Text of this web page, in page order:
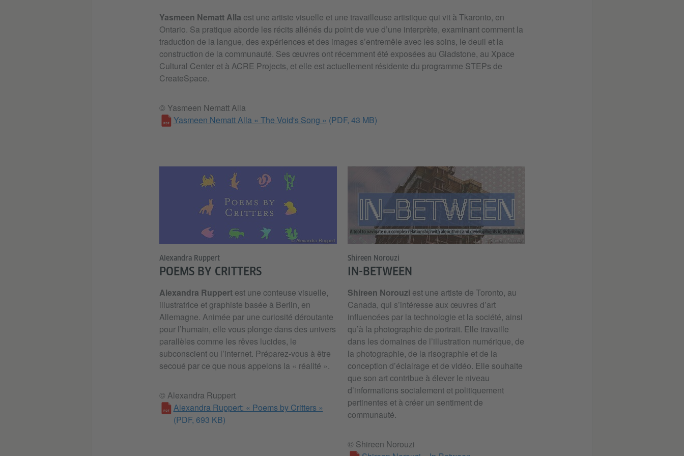
Yasmeen Nematt Alla est une artiste visuelle et une travailleuse artistique qui vit à Tkaronto, en
Ontario. Sa pratique aborde les récits aliénés du point de vue d’une interprète, examinant comment la
traduction de la langue, des expériences et des images s’entremêle avec les soins, le deuil et la
construction de la communauté. Ses œuvres ont récemment été exposées au Gladstone, au Xpace
Cultural Center et à ACRE Projects, et elle est actuellement résidente du programme STEPs de
CreateSpace.
© Yasmeen Nematt Alla
Yasmeen Nematt Alla « The Void's Song » (PDF, 43 MB)
© Alexandra Ruppert
Alexandra Ruppert
POEMS BY CRITTERS
Alexandra Ruppert est une conteuse visuelle,
illustratrice et graphiste basée à Berlin, en
Allemagne. Animée par une curiosité déroutante
pour l’humain, elle vous plonge dans des univers
parallèles comme les rêves lucides, le
subconscient ou l’internet. Préparez-vous à être
secoué par ce que nous appelons la « réalité ».
© Alexandra Ruppert
Alexandra Ruppert: « Poems by Critters »
(PDF, 693 KB)
© Shireen Norouzi
Shireen Norouzi
IN-BETWEEN
Shireen Norouzi est une artiste de Toronto, au
Canada, qui s’intéresse aux œuvres d’art
influencées par la technologie et la société, ainsi
qu’à la photographie de portrait. Elle travaille
dans les domaines de l’illustration numérique, de
la photographie, de la risographie et de la
conception d’éclairage et de vidéo. Elle souhaite
que son art contribue à élever le niveau
d’informations socialement et politiquement
pertinentes et à créer un sentiment de
communauté.
© Shireen Norouzi